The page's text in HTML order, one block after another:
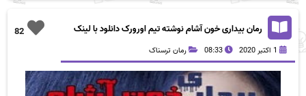
82
رمان بیداری خون آشام نوشته تیم اورورک دانلود با لینک
1 اکتبر 2020 08:33 رمان ترسناک